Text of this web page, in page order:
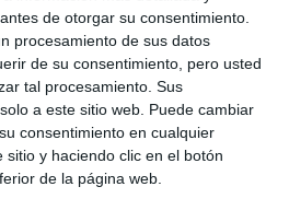
de otorgar su consentimiento.
procesamiento de sus datos
de su consentimiento, pero usted
tal procesamiento. Sus
a este sitio web. Puede cambiar
consentimiento en cualquier
sitio y haciendo clic en el botón
de la página web.
entregará su
‘Horquilla y Correón
sábado a las 20